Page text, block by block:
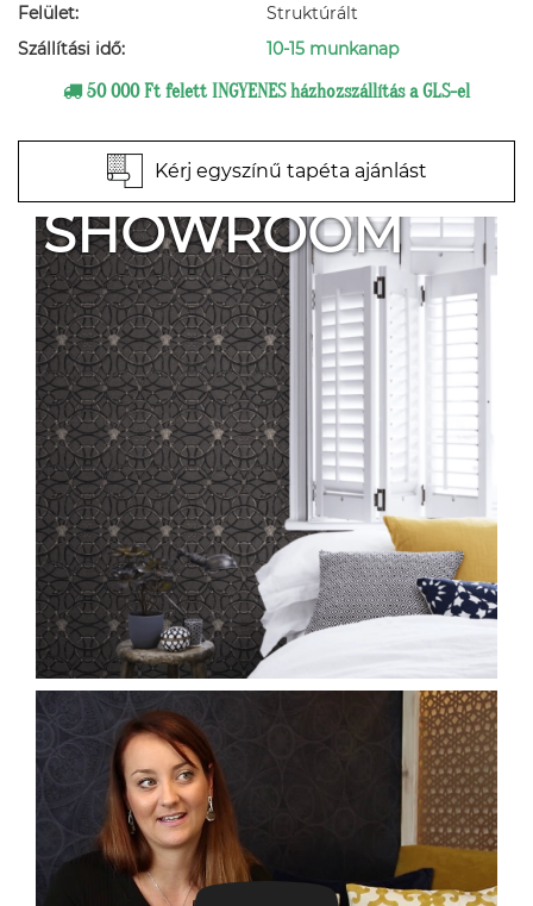
Felület:
Struktúrált
Szállítási idő:
10-15 munkanap
50 000 Ft felett INGYENES házhozszállítás a GLS-el
Kérj egyszínű tapéta ajánlást
SHOWROOM